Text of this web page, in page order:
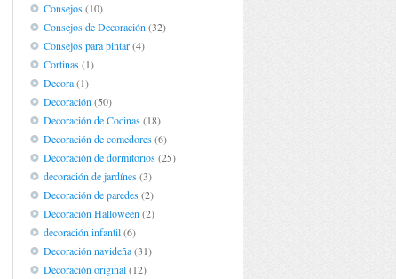
Consejos(10)
Consejos de Decoración (32)
Consejos para pintar(4)
Cortinas(1)
Decora(1)
Decoración (50)
Decoración de Cocinas(18)
Decoración de comedores(6)
Decoración de dormitorios(25)
decoración de jardínes(3)
Decoración de paredes(2)
Decoración Halloween (2)
decoración infantil(6)
Decoración navideña(31)
Decoración original(12)